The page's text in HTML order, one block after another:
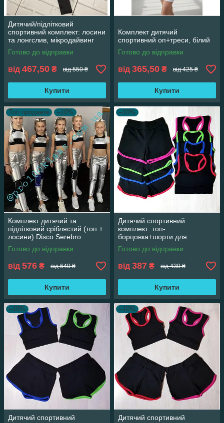
Дитячий/підлітковий
спортивний комплект: лосини
та лонгслив, мікродайвинг
Готово до відправки
від 467,50 ₴ від 550 ₴
Купити
Комплект дитячий
спортивний оп+треси, білий
Готово до відправки
від 365,50 ₴ від 425 ₴
Купити
Топ продажів –10%
Комплект дитячий та
підлітковий сріблястий (топ +
лосини) Disco Serebro
Готово до відправки
від 576 ₴ від 640 ₴
Купити
–10%
Дитячий спортивний
комплект: топ-
борцовка+шорти для
художньої гімнастики,
акробатики і ритміки, синій
Готово до відправки
від 387 ₴ від 430 ₴
Купити
–10%
Дитячий спортивний
–10%
Дитячий спортивний